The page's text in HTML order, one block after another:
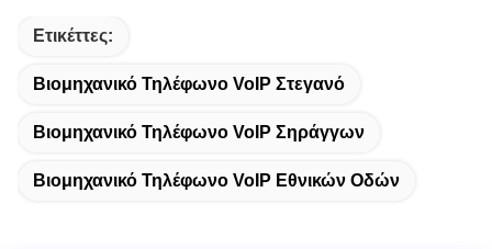
Ετικέττες:
Βιομηχανικό Τηλέφωνο VoIP Στεγανό
Βιομηχανικό Τηλέφωνο VoIP Σηράγγων
Βιομηχανικό Τηλέφωνο VoIP Εθνικών Οδών